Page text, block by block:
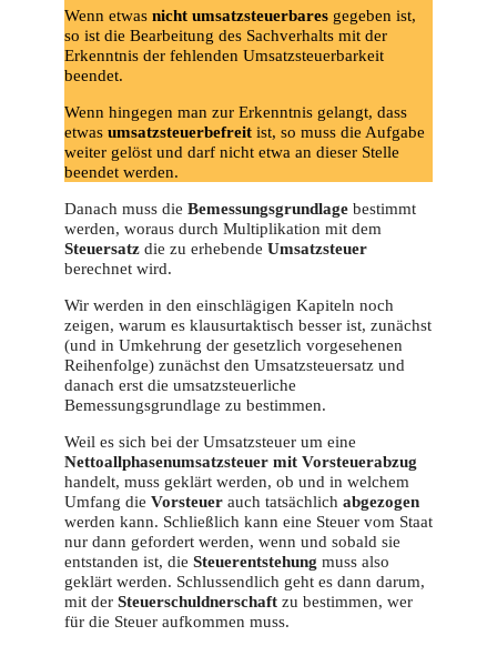
Wenn etwas nicht umsatzsteuerbares gegeben ist,
so ist die Bearbeitung des Sachverhalts mit der
Erkenntnis der fehlenden Umsatzsteuerbarkeit
beendet.
Wenn hingegen man zur Erkenntnis gelangt, dass
etwas umsatzsteuerbefreit ist, so muss die Aufgabe
weiter gelöst und darf nicht etwa an dieser Stelle
beendet werden.
Danach muss die Bemessungsgrundlage bestimmt
werden, woraus durch Multiplikation mit dem
Steuersatz die zu erhebende Umsatzsteuer
berechnet wird.
Wir werden in den einschlägigen Kapiteln noch
zeigen, warum es klausurtaktisch besser ist, zunächst
(und in Umkehrung der gesetzlich vorgesehenen
Reihenfolge) zunächst den Umsatzsteuersatz und
danach erst die umsatzsteuerliche
Bemessungsgrundlage zu bestimmen.
Weil es sich bei der Umsatzsteuer um eine
Nettoallphasenumsatzsteuer mit Vorsteuerabzug
handelt, muss geklärt werden, ob und in welchem
Umfang die Vorsteuer auch tatsächlich abgezogen
werden kann. Schließlich kann eine Steuer vom Staat
nur dann gefordert werden, wenn und sobald sie
entstanden ist, die Steuerentstehung muss also
geklärt werden. Schlussendlich geht es dann darum,
mit der Steuerschuldnerschaft zu bestimmen, wer
für die Steuer aufkommen muss.